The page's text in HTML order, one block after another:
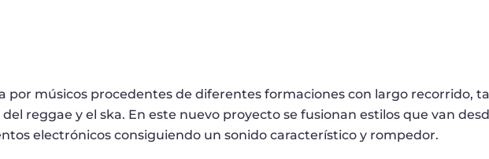
por músicos procedentes de diferentes formaciones con largo recorrido,
reggae y el ska. En este nuevo proyecto se fusionan estilos que van
electrónicos consiguiendo un sonido característico y rompedor.